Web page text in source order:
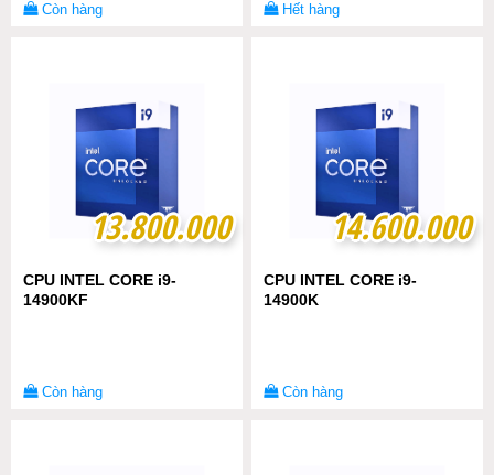
Còn hàng Hết hàng
13.800.000
13.800.000
CPU INTEL CORE i9-
14900KF
Còn hàng
14.600.000
14.600.000
CPU INTEL CORE i9-
14900K
Còn hàng